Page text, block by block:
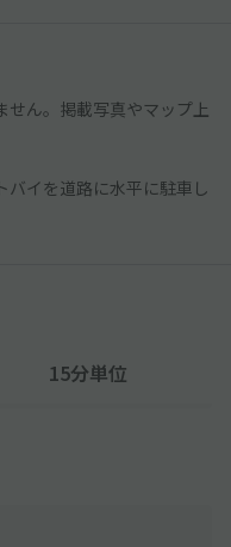
ん。掲載写真やマップ上
イを道路に水平に駐車し
15分単位